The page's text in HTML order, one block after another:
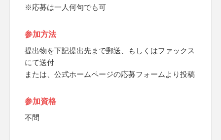
※応募は一人何句でも可
参加方法
提出物を下記提出先まで郵送、もしくはファックス
にて送付
または、公式ホームページの応募フォームより投稿
参加資格
不問